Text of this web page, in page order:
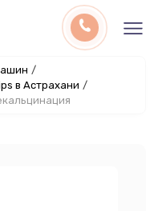
/
в Астрахани /